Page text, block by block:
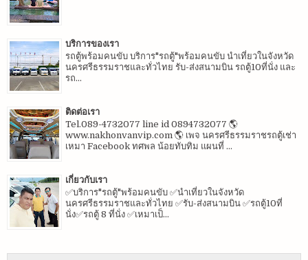
บริการของเรา
รถตู้พร้อมคนขับ บริการ"รถตู้"พร้อมคนขับ นำเที่ยวในจังหวัด
นครศรีธรรมราชและทั่วไทย รับ-ส่งสนามบิน รถตู้10ที่นั่ง และ
รถ...
ติดต่อเรา
Tel.089-4732077 line id 0894732077 🌎
www.nakhonvanvip.com 🌎 เพจ นครศรีธรรมราชรถตู้เช่า
เหมา Facebook ทศพล น้อยทับทิม แผนที่ ...
เกี่ยวกับเรา
✅บริการ"รถตู้"พร้อมคนขับ ✅นำเที่ยวในจังหวัด
นครศรีธรรมราชและทั่วไทย ✅รับ-ส่งสนามบิน ✅รถตู้10ที่
นั่ง✅รถตู้ 8 ที่นั่ง ✅เหมาเป็...